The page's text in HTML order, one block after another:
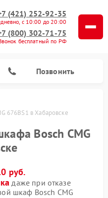
(421) 252-92-35
с 10:00 до 20:00
(800) 302-71-75
бесплатный по РФ
Позвонить
676BS1 в Хабаровске
Bosch CMG
руб.
даже при отказе
шкаф Bosch CMG